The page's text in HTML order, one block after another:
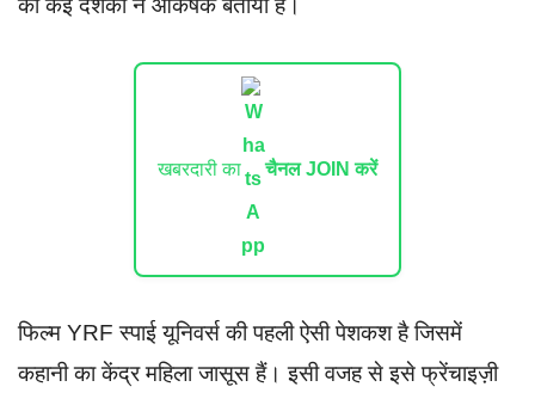
खबरदारी का चैनल JOIN करें
फिल्म YRF स्पाई यूनिवर्स की पहली ऐसी पेशकश है जिसमें
कहानी का केंद्र महिला जासूस हैं। इसी वजह से इसे फ्रेंचाइज़ी